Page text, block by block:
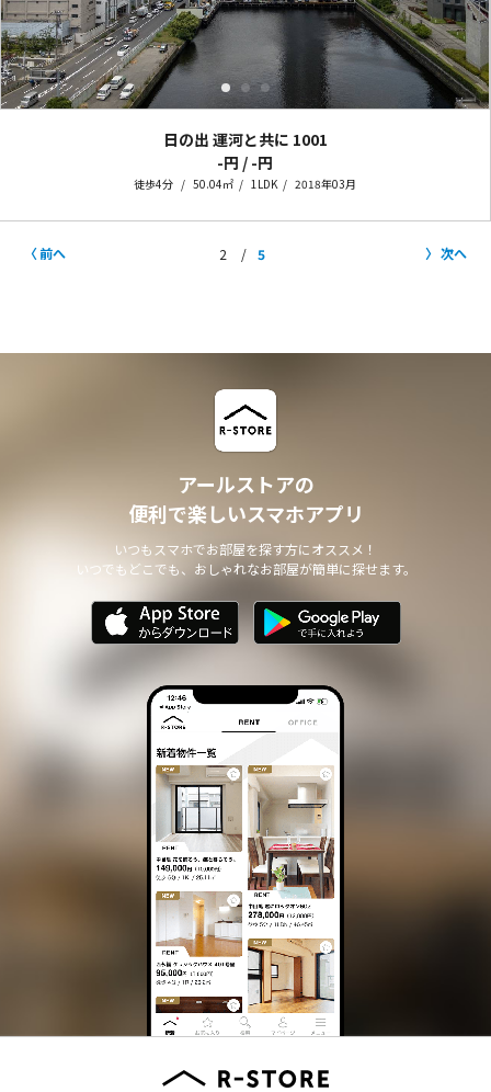
日の出 運河と共に 1001
-円 / -円
徒歩4分 50.04㎡ 1LDK 2018年03月
前へ 2 5 次へ
アールストアの
便利で楽しいスマホアプリ
いつもスマホでお部屋を探す方にオススメ！
いつでもどこでも、おしゃれなお部屋が簡単に探せます。